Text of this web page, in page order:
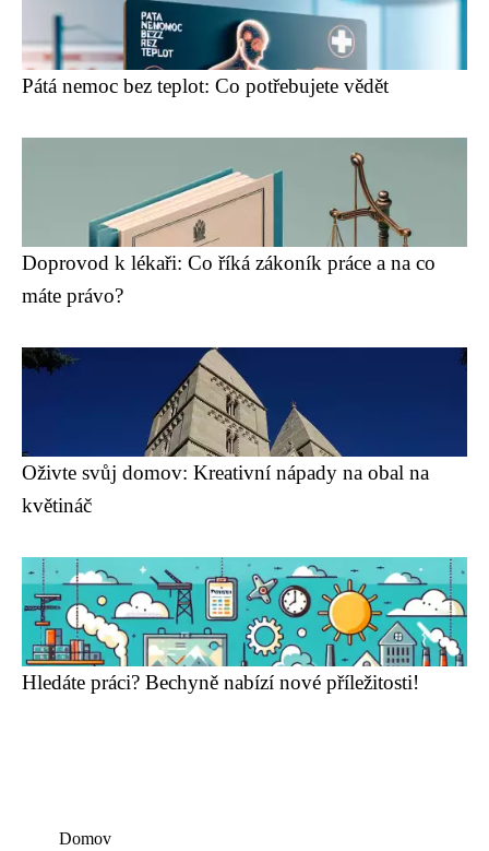
Pátá nemoc bez teplot: Co potřebujete vědět
Doprovod k lékaři: Co říká zákoník práce a na co
máte právo?
Oživte svůj domov: Kreativní nápady na obal na
květináč
Hledáte práci? Bechyně nabízí nové příležitosti!
Domov